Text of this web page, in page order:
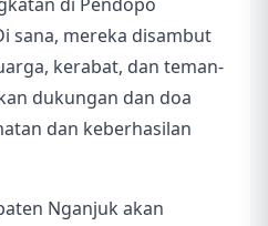
sana, mereka disambut
kerabat, dan teman-
dukungan dan doa
dan keberhasilan
Nganjuk akan